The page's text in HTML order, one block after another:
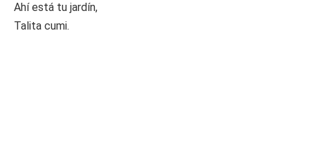
Ahí está tu jardín,
Talita cumi.